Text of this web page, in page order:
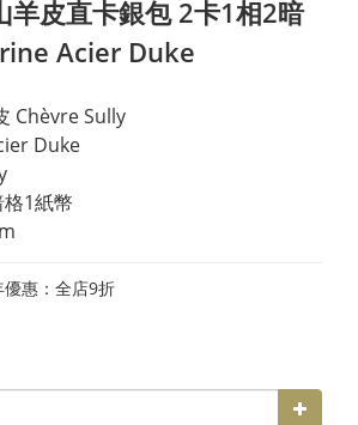
羊皮直卡銀包 2卡1相2暗
Acier Duke
Chèvre Sully
Duke
1紙幣
惠：全店9折